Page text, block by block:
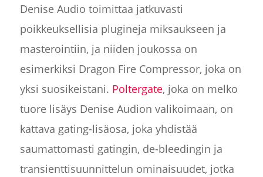
Denise Audio toimittaa jatkuvasti
poikkeuksellisia plugineja miksaukseen ja
masterointiin, ja niiden joukossa on
esimerkiksi Dragon Fire Compressor, joka on
yksi suosikeistani. Poltergate, joka on melko
tuore lisäys Denise Audion valikoimaan, on
kattava gating-lisäosa, joka yhdistää
saumattomasti gatingin, de-bleedingin ja
transienttisuunnittelun ominaisuudet, jotka